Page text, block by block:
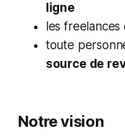
ligne
les
toute
source de
Notre vision